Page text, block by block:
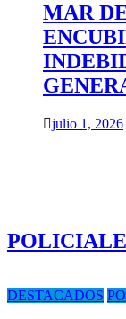
MAR
julio 1, 2026
DESTACADOS